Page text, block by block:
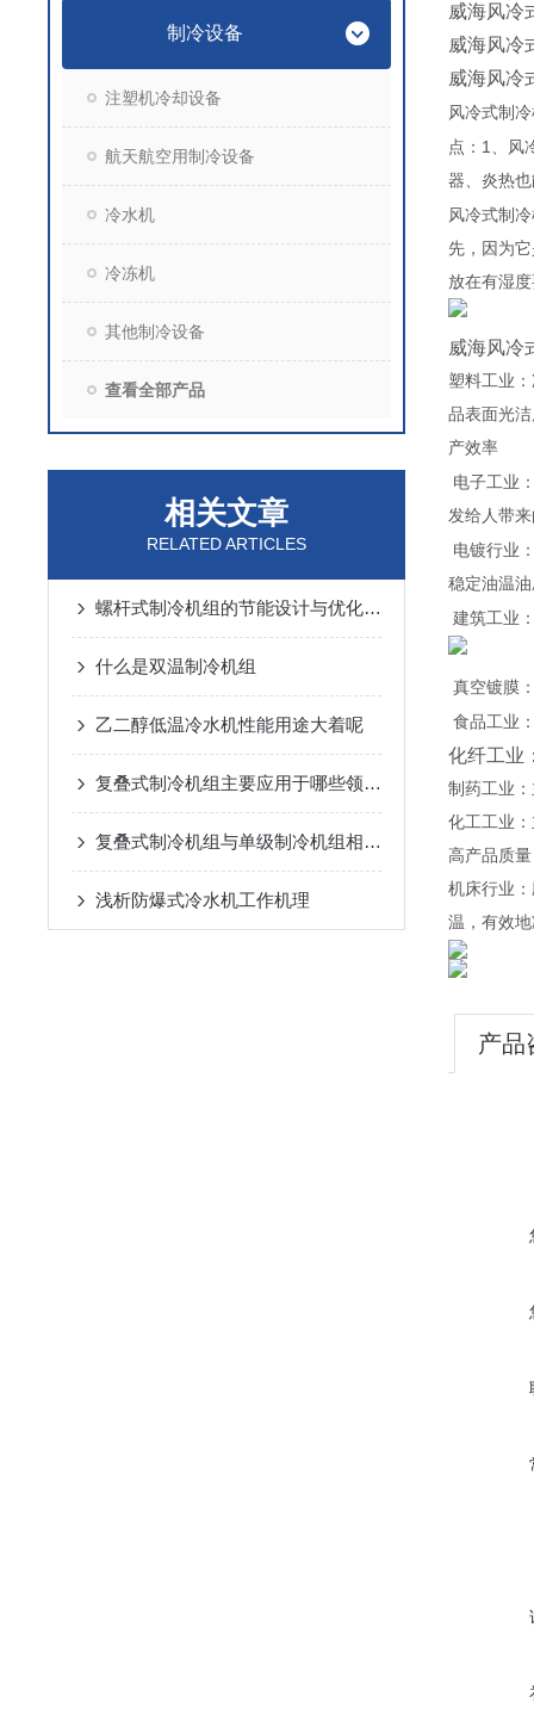
制冷设备
注塑机冷却设备
航天航空用制冷设备
冷水机
冷冻机
其他制冷设备
查看全部产品
相关文章
RELATED ARTICLES
螺杆式制冷机组的节能设计与优化策略
什么是双温制冷机组
乙二醇低温冷水机性能用途大着呢
复叠式制冷机组主要应用于哪些领域？
复叠式制冷机组与单级制冷机组相比有哪些优势？
浅析​防爆式冷水机工作机理
威海风冷
威海风冷
威海风冷
风冷式制
点： 1 、风
器、炎热
风冷式制
先，因为
放在有湿
威海风冷
塑料工业
品表面光
产效率
电子工业
发给人带
电镀行业
稳定油温
建筑工业
真空镀膜
食品工业
化纤工业
制药工业：
化工工业：
高产品质量
机床行业：
温，有效
产品